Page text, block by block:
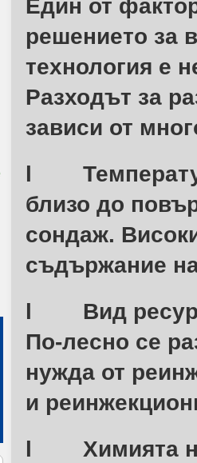
Един от
решението за
технология е
Разходът за
зависи от
l
близо до
сондаж.
съдържание
l Вид
По-лесно се
нужда от
и
l Химията